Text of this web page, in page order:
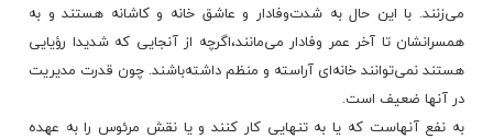
می‌زنند. با این‌ حال‌ به‌ شدت‌وفادار و عاشق‌ خانه‌ و کاشانه‌ هستند و به‌
همسرانشان‌ تا آخر عمر وفادار می‌مانند،اگرچه‌ از آنجایی‌ که‌ شدیدا رؤیایی‌
هستند نمی‌توانند خانه‌ای‌ آراسته‌ و منظم‌ داشته‌باشند. چون‌ قدرت‌ مدیریت‌
در آنها ضعیف‌ است‌.
به‌ نفع‌ آنهاست‌ که‌ یا به‌ تنهایی‌ کار کنند و یا نقش‌ مرئوس‌ را به‌ عهده‌